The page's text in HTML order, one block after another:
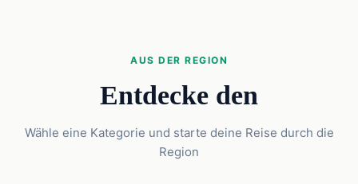
AUS DER REGION
Entdecke den
Wähle eine Kategorie und starte deine Reise durch die
Region